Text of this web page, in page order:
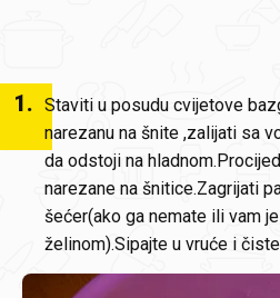
1. Staviti u posudu cvijetove
narezanu na šnite ,zalijati sa
da odstoji na
narezane na šnitice.Zagrijati
šećer(ako ga nemate ili vam
želinom).Sipajte u vruće i